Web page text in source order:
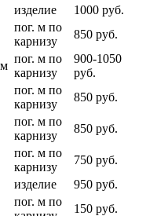
изделие
1000 руб.
пог. м по
карнизу
850 руб.
пог. м по
карнизу
900-1050
руб.
пог. м по
карнизу
850 руб.
пог. м по
карнизу
850 руб.
пог. м по
карнизу
750 руб.
изделие
950 руб.
пог. м по
150 руб.